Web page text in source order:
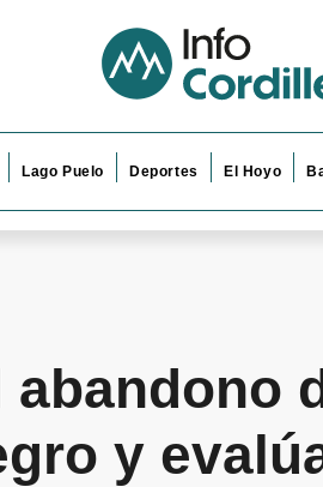
Lago Puelo Deportes El Hoyo
y